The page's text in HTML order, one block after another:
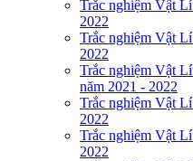
Trắc nghiệm Vật
2022
Trắc nghiệm Vật
2022
Trắc nghiệm Vật
năm 2021 - 2022
Trắc nghiệm Vật
2022
Trắc nghiệm Vật
2022